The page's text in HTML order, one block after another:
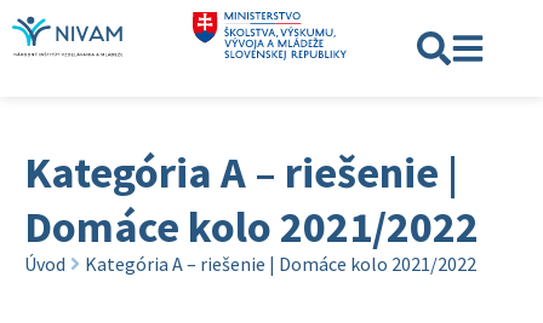
Kategória A – riešenie |
Domáce kolo 2021/2022
Úvod Kategória A – riešenie | Domáce kolo 2021/2022